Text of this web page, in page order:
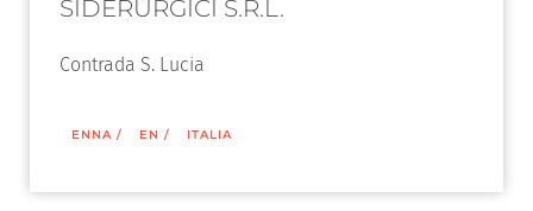
SIDERURGICI S.R.L.
Contrada S. Lucia
ENNA / EN / ITALIA